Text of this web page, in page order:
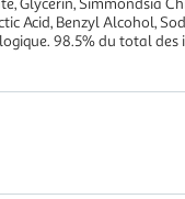
Simmondsia
Acid, Benzyl Alcohol,
98.5% du total